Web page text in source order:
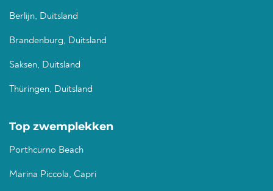
Berlijn, Duitsland
Brandenburg, Duitsland
Saksen, Duitsland
Thüringen, Duitsland
Top zwemplekken
Porthcurno Beach
Marina Piccola, Capri